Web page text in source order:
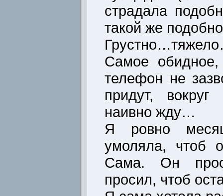
страдала
такой же
Самое
телефон не
придут,
наивно жду…
Я ровно
умоляла, чтоб
Сама. Он
просил, чтоб